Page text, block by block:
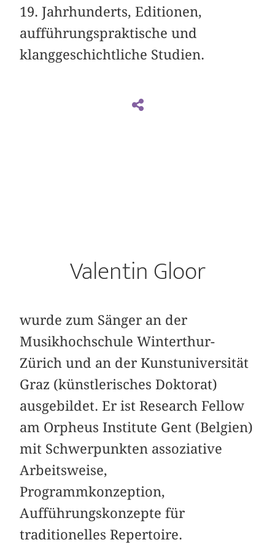
19. Jahrhunderts, Editionen,
aufführungspraktische und
klanggeschichtliche Studien.
Valentin Gloor
wurde zum Sänger an der
Musikhochschule Winterthur-
Zürich und an der Kunstuniversität
Graz (künstlerisches Doktorat)
ausgebildet. Er ist Research Fellow
am Orpheus Institute Gent (Belgien)
mit Schwerpunkten assoziative
Arbeitsweise,
Programmkonzeption,
Aufführungskonzepte für
traditionelles Repertoire.